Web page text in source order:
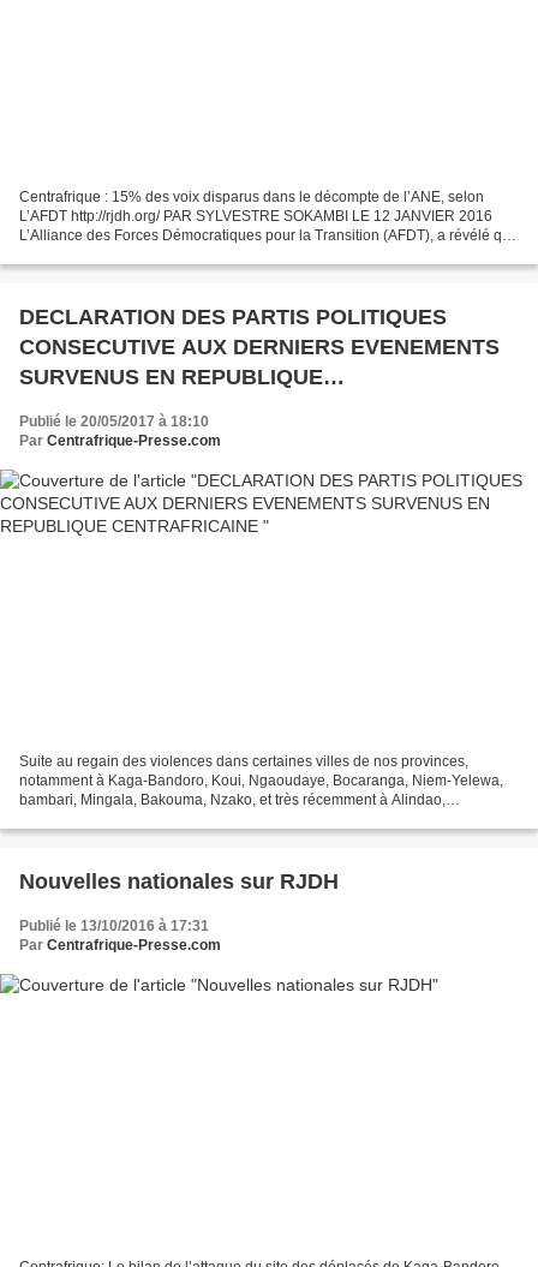
Centrafrique : 15% des voix disparus dans le décompte de l’ANE, selon
L’AFDT http://rjdh.org/ PAR SYLVESTRE SOKAMBI LE 12 JANVIER 2016
L’Alliance des Forces Démocratiques pour la Transition (AFDT), a révélé que
DECLARATION DES PARTIS POLITIQUES
CONSECUTIVE AUX DERNIERS EVENEMENTS
SURVENUS EN REPUBLIQUE
Publié le 20/05/2017 à 18:10
Par Centrafrique-Presse.com
Suite au regain des violences dans certaines villes de nos provinces,
notamment à Kaga-Bandoro, Koui, Ngaoudaye, Bocaranga, Niem-Yelewa,
bambari, Mingala, Bakouma, Nzako, et très récemment à Alindao,
Nouvelles nationales sur RJDH
Publié le 13/10/2016 à 17:31
Par Centrafrique-Presse.com